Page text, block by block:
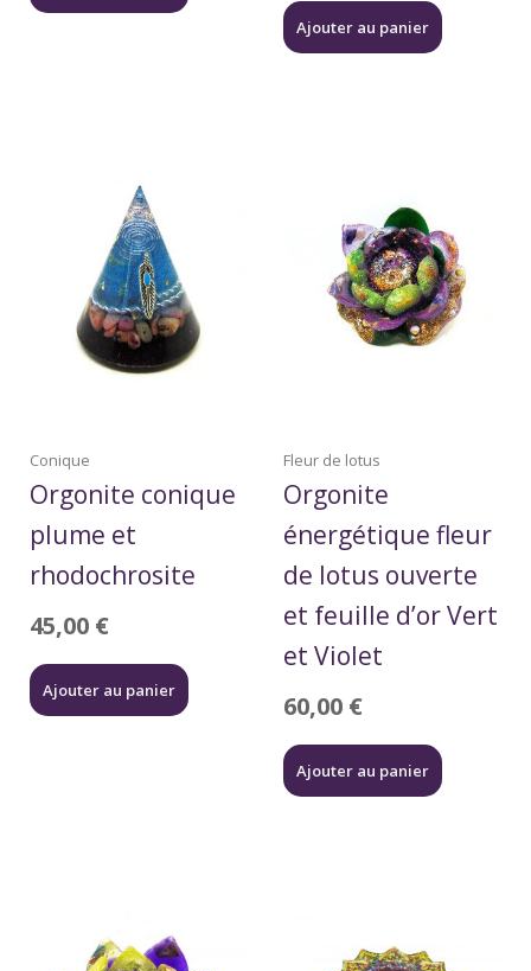
Ajouter au panier
Conique
Orgonite conique
plume et
rhodochrosite
45,00 €
Ajouter au panier
Fleur de lotus
Orgonite
énergétique fleur
de lotus ouverte
et feuille d’or Vert
et Violet
60,00 €
Ajouter au panier